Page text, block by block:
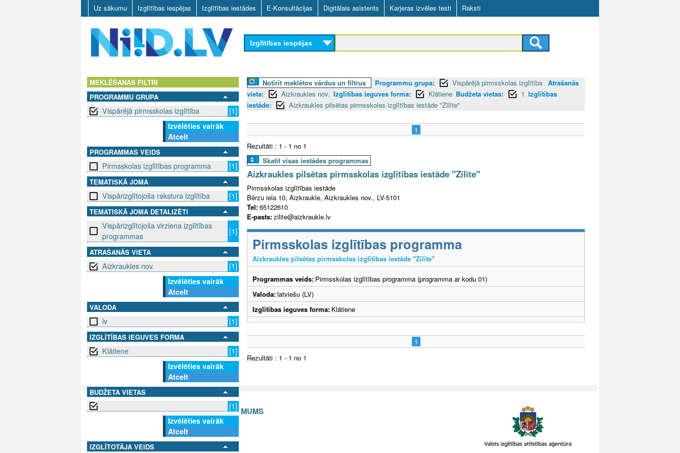
Skip
to
main
content
Uz sākumu Izglītības iespējas Izglītības iestādes E-Konsultācijas Digitālais asistents Karjeras izvēles testi Raksti
V
Izglītības iespējas
MEKLĒŠANAS FILTRI
PROGRAMMU GRUPA
Vispārējā pirmsskolas izglītība
[1]
Izvēlēties vairāk
Atcelt
PROGRAMMAS VEIDS
Pirmsskolas izglītības programma [1]
TEMATISKĀ JOMA
Vispārizglītojoša rakstura izglītība [1]
TEMATISKĀ JOMA DETALIZĒTI
Vispārizglītojoša virziena izglītības
programmas
[1]
ATRAŠANĀS VIETA
Aizkraukles nov.
[1]
Izvēlēties vairāk
Atcelt
VALODA
lv [1]
IZGLĪTĪBAS IEGUVES FORMA
Klātiene
[1]
Izvēlēties vairāk
Atcelt
BUDŽETA VIETAS
[1]
Izvēlēties vairāk
Atcelt
IZGLĪTOTĀJA VEIDS
Notīrīt meklētos vārdus un filtrus Programmu grupa: Vispārējā pirmsskolas izglītība Atrašanās
vieta:
Aizkraukles nov. Izglītības ieguves forma: Klātiene Budžeta vietas: 1 Izglītības
iestāde:
Aizkraukles pilsētas pirmsskolas izglītības iestāde "Zīlīte"
1
Rezultāti : 1 - 1 no 1
Skatīt visas iestādes programmas
Aizkraukles pilsētas pirmsskolas izglītības iestāde "Zīlīte"
Pirmsskolas izglītības iestāde
Bērzu iela 10, Aizkraukle, Aizkraukles nov., LV-5101
Tel:65122610
E-pasts:zilite@aizkraukle.lv
Pirmsskolas izglītības programma
Aizkraukles pilsētas pirmsskolas izglītības iestāde "Zīlīte"
Programmas veids: Pirmsskolas izglītības programma (programma ar kodu 01)
Valoda:latviešu (LV)
Izglītības ieguves forma: Klātiene
1
Rezultāti : 1 - 1 no 1
SEKO MUMS SAZINIES AR MUMS